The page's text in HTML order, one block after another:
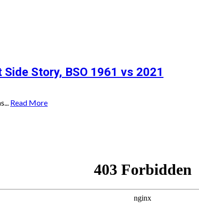
Story, BSO 1961 vs 2021
Read More